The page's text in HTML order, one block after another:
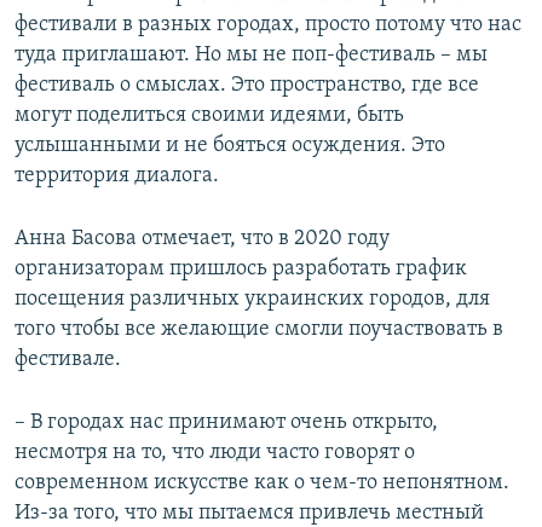
фестивали в разных городах, просто потому что нас
туда приглашают. Но мы не поп-фестиваль – мы
фестиваль о смыслах. Это пространство, где все
могут поделиться своими идеями, быть
услышанными и не бояться осуждения. Это
территория диалога.
Анна Басова отмечает, что в 2020 году
организаторам пришлось разработать график
посещения различных украинских городов, для
того чтобы все желающие смогли поучаствовать в
фестивале.
– В городах нас принимают очень открыто,
несмотря на то, что люди часто говорят о
современном искусстве как о чем-то непонятном.
Из-за того, что мы пытаемся привлечь местный